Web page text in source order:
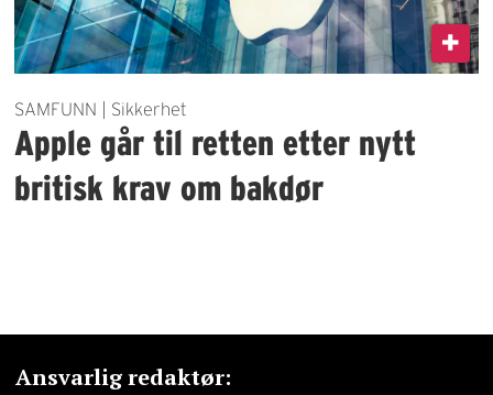
SAMFUNN | Sikkerhet
Apple går til retten etter nytt
britisk krav om bakdør
Ansvarlig redaktør: